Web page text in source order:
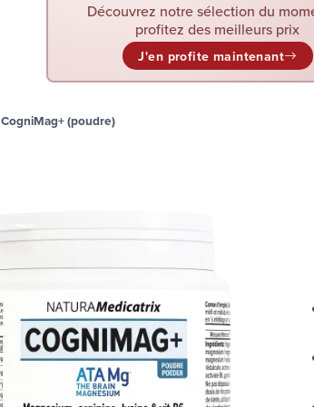
Découvrez notre sélection du
profitez des meilleurs prix
J'en profite maintenant
CogniMag+ (poudre)